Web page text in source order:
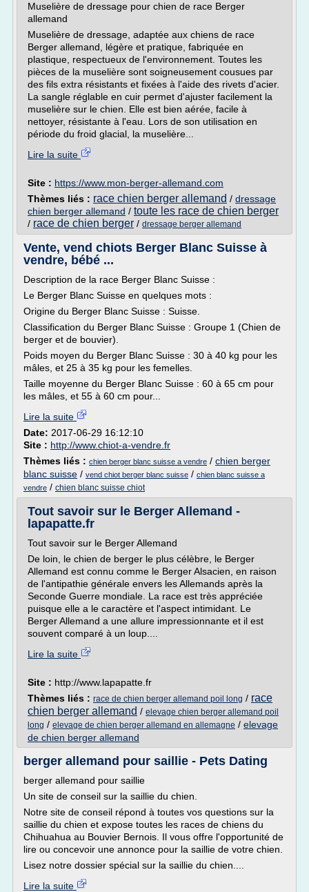
Muselière de dressage pour chien de race Berger
allemand
Muselière de dressage, adaptée aux chiens de race
Berger allemand, légère et pratique, fabriquée en
plastique, respectueux de l'environnement. Toutes les
pièces de la muselière sont soigneusement cousues par
des fils extra résistants et fixées à l'aide des rivets d'acier.
La sangle réglable en cuir permet d'ajuster facilement la
muselière sur le chien. Elle est bien aérée, facile à
nettoyer, résistante à l'eau. Lors de son utilisation en
période du froid glacial, la muselière...
Lire la suite
Site : https://www.mon-berger-allemand.com
Thèmes liés : race chien berger allemand / dressage
chien berger allemand / toute les race de chien berger
/ race de chien berger / dressage berger allemand
Vente, vend chiots Berger Blanc Suisse à
vendre, bébé ...
Description de la race Berger Blanc Suisse :
Le Berger Blanc Suisse en quelques mots :
Origine du Berger Blanc Suisse : Suisse.
Classification du Berger Blanc Suisse : Groupe 1 (Chien de
berger et de bouvier).
Poids moyen du Berger Blanc Suisse : 30 à 40 kg pour les
mâles, et 25 à 35 kg pour les femelles.
Taille moyenne du Berger Blanc Suisse : 60 à 65 cm pour
les mâles, et 55 à 60 cm pour...
Lire la suite
Date: 2017-06-29 16:12:10
Site : http://www.chiot-a-vendre.fr
Thèmes liés : chien berger blanc suisse a vendre / chien berger
blanc suisse / vend chiot berger blanc suisse / chien blanc suisse a
vendre / chien blanc suisse chiot
Tout savoir sur le Berger Allemand -
lapapatte.fr
Tout savoir sur le Berger Allemand
De loin, le chien de berger le plus célèbre, le Berger
Allemand est connu comme le Berger Alsacien, en raison
de l'antipathie générale envers les Allemands après la
Seconde Guerre mondiale. La race est très appréciée
puisque elle a le caractère et l'aspect intimidant. Le
Berger Allemand a une allure impressionnante et il est
souvent comparé à un loup....
Lire la suite
Site : http://www.lapapatte.fr
Thèmes liés : race de chien berger allemand poil long / race
chien berger allemand / elevage chien berger allemand poil
long / elevage de chien berger allemand en allemagne / elevage
de chien berger allemand
berger allemand pour saillie - Pets Dating
berger allemand pour saillie
Un site de conseil sur la saillie du chien.
Notre site de conseil répond à toutes vos questions sur la
saillie du chien et expose toutes les races de chiens du
Chihuahua au Bouvier Bernois. Il vous offre l'opportunité de
lire ou concevoir une annonce pour la saillie de votre chien.
Lisez notre dossier spécial sur la saillie du chien....
Lire la suite